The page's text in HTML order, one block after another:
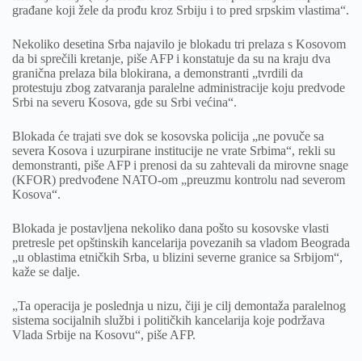
građane koji žele da prođu kroz Srbiju i to pred srpskim vlastima“.
Nekoliko desetina Srba najavilo je blokadu tri prelaza s Kosovom
da bi sprečili kretanje, piše AFP i konstatuje da su na kraju dva
granična prelaza bila blokirana, a demonstranti „tvrdili da
protestuju zbog zatvaranja paralelne administracije koju predvode
Srbi na severu Kosova, gde su Srbi većina“.
Blokada će trajati sve dok se kosovska policija „ne povuče sa
severa Kosova i uzurpirane institucije ne vrate Srbima“, rekli su
demonstranti, piše AFP i prenosi da su zahtevali da mirovne snage
(KFOR) predvođene NATO-om „preuzmu kontrolu nad severom
Kosova“.
Blokada je postavljena nekoliko dana pošto su kosovske vlasti
pretresle pet opštinskih kancelarija povezanih sa vladom Beograda
„u oblastima etničkih Srba, u blizini severne granice sa Srbijom“,
kaže se dalje.
„Ta operacija je poslednja u nizu, čiji je cilj demontaža paralelnog
sistema socijalnih službi i političkih kancelarija koje podržava
Vlada Srbije na Kosovu“, piše AFP.